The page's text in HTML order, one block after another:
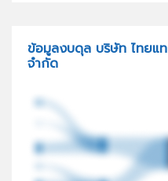
ข้อมูลงบดุล บริษัท ไทยแ
จำกัด